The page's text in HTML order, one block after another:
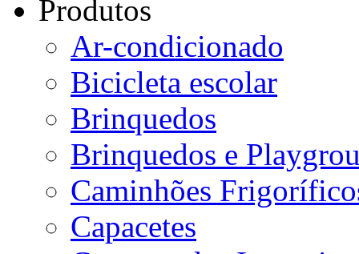
Produtos
Ar-condicionado
Bicicleta escolar
Brinquedos
Brinquedos e
Caminhões
Capacetes